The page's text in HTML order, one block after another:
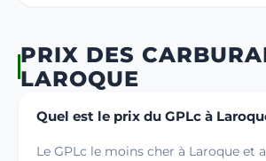
PRIX DES
LAROQUE
Quel est le prix du GPLc à
Le GPLc le moins cher à Laroque et